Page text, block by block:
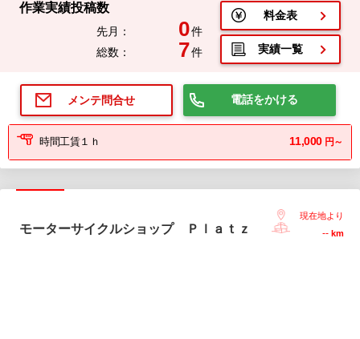
作業実績投稿数
先月： 0件
総数：
7件
料金表
実績一覧
メンテ問合せ 電話をかける
時間工賃１ｈ 11,000 円～
モーターサイクルショップ Ｐｌａｔｚ
現在地より
-- km